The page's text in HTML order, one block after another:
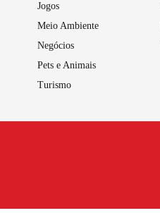
Jogos
Meio Ambiente
Negócios
Pets e Animais
Turismo